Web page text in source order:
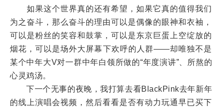
如果这个世界真的还有希望，如果它真的值得我们
为之奋斗，那么奋斗的理由可以是偶像的眼神和衣袖，
可以是粉丝的笑容和鼓掌，可以是东京巨蛋上空绽放的
烟花，可以是场外大屏幕下欢呼的人群——却唯独不是
某个中年大V对一群中年白领所做的“年度演讲”、所熬的
心灵鸡汤。
下一个无事的夜晚，我打算去看BlackPink去年新年
的线上演唱会视频，然后看看是否有动力玩通早已买下